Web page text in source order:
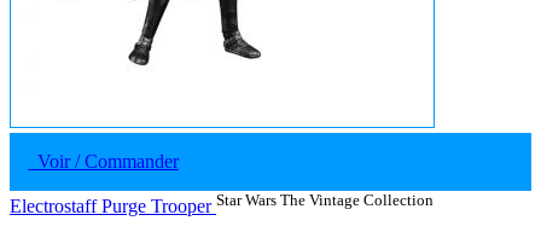
Voir / Commander
Electrostaff Purge Trooper Star Wars The Vintage Collection